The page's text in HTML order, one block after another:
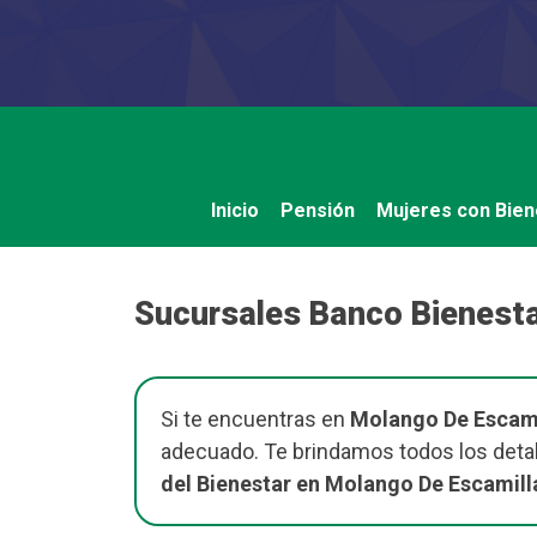
Inicio Pensión Mujeres con
Sucursales Banco
Si te encuentras en Molango De
adecuado. Te brindamos todos los
del Bienestar en Molango De